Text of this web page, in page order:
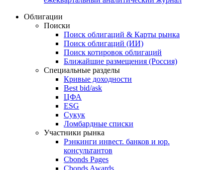
Cbonds Review
ежеквартальный аналитический журнал
Облигации
Поиски
Поиск облигаций & Карты рынка
Поиск облигаций (ИИ)
Поиск котировок облигаций
Ближайшие размещения (Россия)
Специальные разделы
Кривые доходности
Best bid/ask
ЦФА
ESG
Сукук
Ломбардные списки
Участники рынка